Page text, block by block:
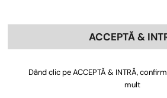
Idei principale
Cosmos F1 este prima
ACCEPTĂ &
Dând clic pe ACCEPTĂ & INTRĂ,
mult